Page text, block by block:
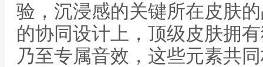
验，沉浸感的关键所在皮肤
的协同设计上，顶级皮肤拥
乃至专属音效，这些元素共